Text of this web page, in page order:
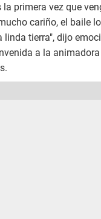
primera vez que
cariño, el baile
tierra", dijo
a la